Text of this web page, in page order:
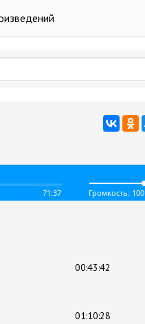
71:37 Громкость: 100
00:43:42
01:10:28